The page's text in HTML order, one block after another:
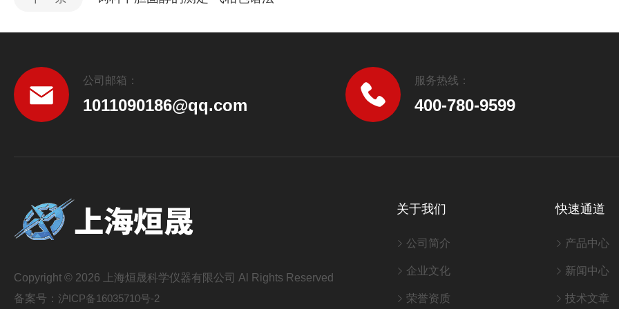
公司邮箱：
1011090186@qq.com
服务热线：
400-780-9599
Copyright © 2026 上海烜晟科学仪器有限公司 Al Rights Reserved
备案号： 沪ICP备16035710号-2
关于我们
公司简介
企业文化
荣誉资质
快速通道
产品中心
新闻中心
技术文章